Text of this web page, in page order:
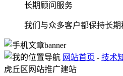
长期顾问服务
我们与众多客户都保持长
网站首页 - 技术
虎丘区网站推广建站